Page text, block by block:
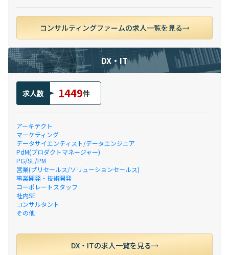
コンサルティングファームの求人一覧を見る
DX・IT
求人数 1449件
アーキテクト
マーケティング
データサイエンティスト/データエンジニア
PdM(プロダクトマネージャー)
PG/SE/PM
営業(プリセールス/ソリューションセールス)
事業開発・技術開発
コーポレートスタッフ
社内SE
コンサルタント
その他
DX・ITの求人一覧を見る